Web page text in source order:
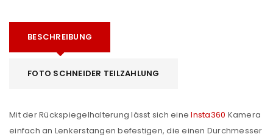
BESCHREIBUNG
FOTO SCHNEIDER TEILZAHLUNG
Mit der Rückspiegelhalterung lässt sich eineInsta360 Kamera
einfach an Lenkerstangen befestigen, die einen Durchmesser